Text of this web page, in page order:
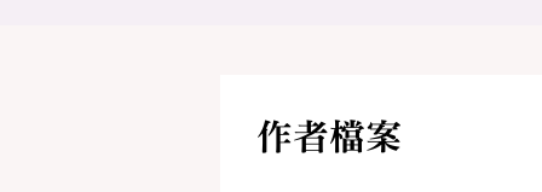
作者檔案